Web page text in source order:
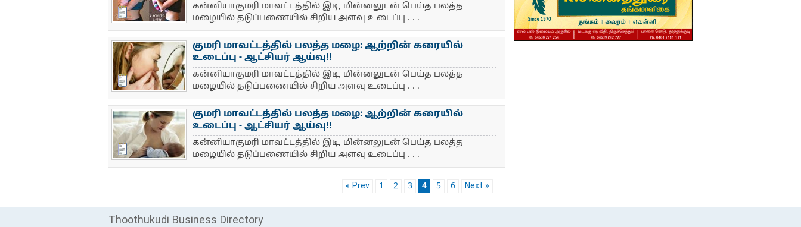
NewsIcon
கன்னியாகுமரி மாவட்டத்தில் இடி, மின்னலுடன் பெய்த பலத்த
மழையில் தடுப்பணையில் சிறிய அளவு உடைப்பு . . .
NewsIcon
குமரி மாவட்டத்தில் பலத்த மழை: ஆற்றின் கரையில்
உடைப்பு - ஆட்சியர் ஆய்வு!!
கன்னியாகுமரி மாவட்டத்தில் இடி, மின்னலுடன் பெய்த பலத்த
மழையில் தடுப்பணையில் சிறிய அளவு உடைப்பு . . .
NewsIcon
குமரி மாவட்டத்தில் பலத்த மழை: ஆற்றின் கரையில்
உடைப்பு - ஆட்சியர் ஆய்வு!!
கன்னியாகுமரி மாவட்டத்தில் இடி, மின்னலுடன் பெய்த பலத்த
மழையில் தடுப்பணையில் சிறிய அளவு உடைப்பு . . .
« Prev 1 2 3 4 5 6 Next »
Thoothukudi Business Directory